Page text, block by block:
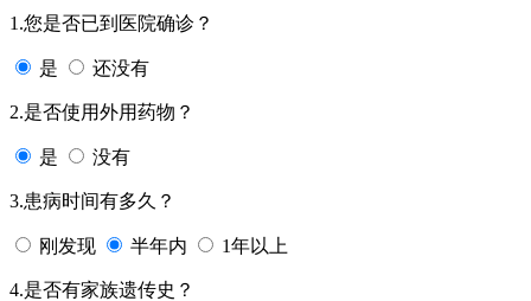
1.您是否已到医院确诊？
是 还没有
2.是否使用外用药物？
是 没有
3.患病时间有多久？
刚发现 半年内 1年以上
4.是否有家族遗传史？